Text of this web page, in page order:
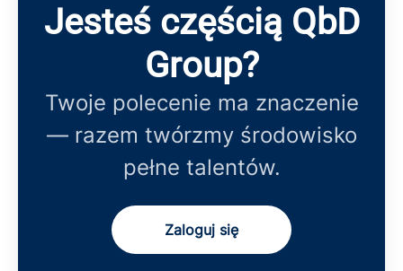
Jesteś częścią QbD
Group?
Twoje polecenie ma znaczenie
— razem twórzmy środowisko
pełne talentów.
Zaloguj się